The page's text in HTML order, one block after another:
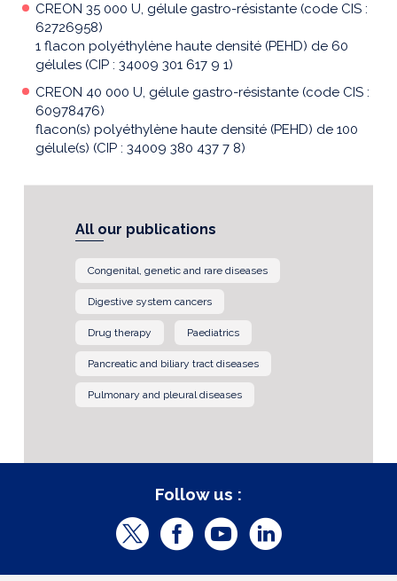
CREON 35 000 U, gélule gastro-résistante (code CIS :
62726958)
1 flacon polyéthylène haute densité (PEHD) de 60
gélules (CIP : 34009 301 617 9 1)
CREON 40 000 U, gélule gastro-résistante (code CIS :
60978476)
flacon(s) polyéthylène haute densité (PEHD) de 100
gélule(s) (CIP : 34009 380 437 7 8)
All our publications
Congenital, genetic and rare diseases
Digestive system cancers
Drug therapy Paediatrics
Pancreatic and biliary tract diseases
Pulmonary and pleural diseases
Follow us :
T
F
Y
L